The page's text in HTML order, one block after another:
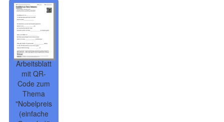
Arbeitsblatt
mit QR-
Code zum
Thema
"Nobelpreis
(einfache